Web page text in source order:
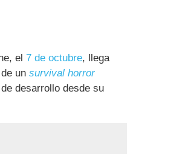
el 7 de octubre, llega
un survival horror
desarrollo desde su